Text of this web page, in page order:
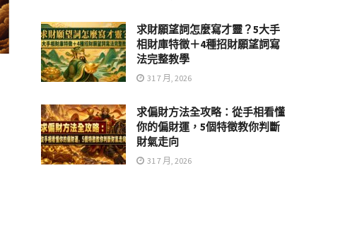
求財願望詞怎麼寫才靈？5大手
相財庫特徵＋4種招財願望詞寫
法完整教學
31 7 月, 2026
求偏財方法全攻略：從手相看懂
你的偏財運，5個特徵教你判斷
財氣走向
31 7 月, 2026